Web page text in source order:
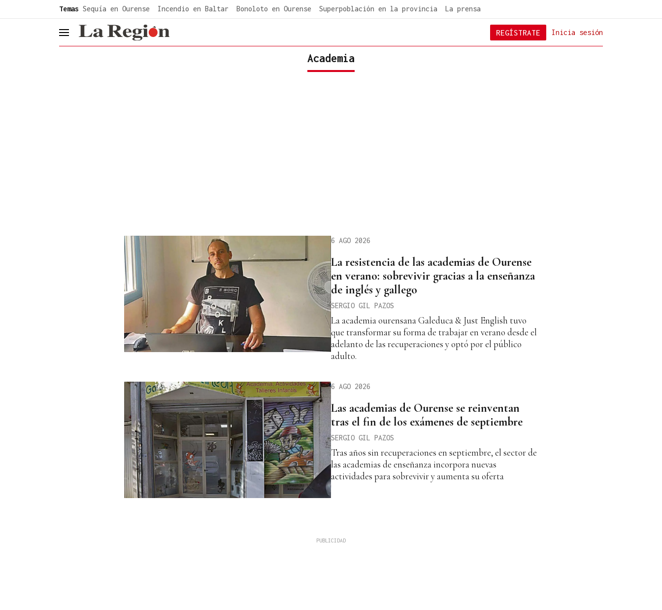
Temas Sequía en Ourense Incendio en Baltar Bonoloto en Ourense Superpoblación en la provincia La prensa
header.menu.open Inicia sesión
REGÍSTRATE
Academia
6 AGO 2026
La resistencia de las academias de Ourense
en verano: sobrevivir gracias a la enseñanza
de inglés y gallego
SERGIO GIL PAZOS
La academia ourensana Galeduca & Just English tuvo
que transformar su forma de trabajar en verano desde el
adelanto de las recuperaciones y optó por el público
adulto.
6 AGO 2026
Las academias de Ourense se reinventan
tras el fin de los exámenes de septiembre
SERGIO GIL PAZOS
Tras años sin recuperaciones en septiembre, el sector de
las academias de enseñanza incorpora nuevas
actividades para sobrevivir y aumenta su oferta